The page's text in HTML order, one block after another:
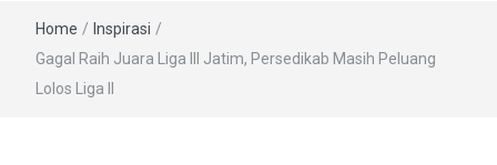
Home / Inspirasi /
Gagal Raih Juara Liga III Jatim, Persedikab Masih Peluang
Lolos Liga II